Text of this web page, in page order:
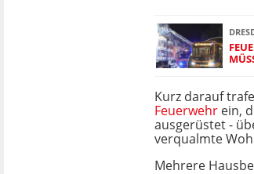
Kurz darauf
Feuerwehr ein,
ausgerüstet -
verqualmte
Mehrere